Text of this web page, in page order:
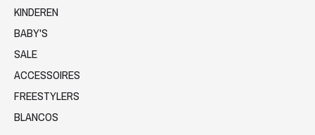
KINDEREN
BABY'S
SALE
ACCESSOIRES
FREESTYLERS
BLANCOS